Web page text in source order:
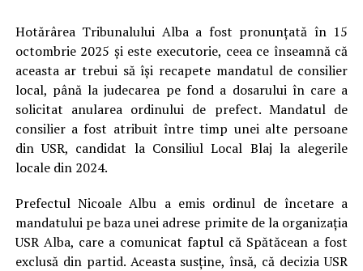
Hotărârea Tribunalului Alba a fost pronunțată în 15
octombrie 2025 și este executorie, ceea ce înseamnă că
aceasta ar trebui să își recapete mandatul de consilier
local, până la judecarea pe fond a dosarului în care a
solicitat anularea ordinului de prefect. Mandatul de
consilier a fost atribuit între timp unei alte persoane
din USR, candidat la Consiliul Local Blaj la alegerile
locale din 2024.
Prefectul Nicoale Albu a emis ordinul de încetare a
mandatului pe baza unei adrese primite de la organizația
USR Alba, care a comunicat faptul că Spătăcean a fost
exclusă din partid. Aceasta susține, însă, că decizia USR